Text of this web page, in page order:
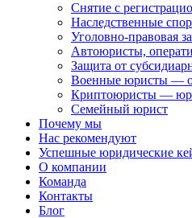
Снятие с
Наследственные
Уголовно-правовая
Автоюристы,
Защита от
Военные юристы —
Криптоюристы —
Семейный юрист
Почему мы
Нас рекомендуют
Успешные юридические
О компании
Команда
Контакты
Блог